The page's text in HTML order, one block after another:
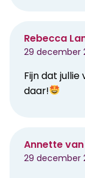
Rebecca
29 december
Fijn dat
daar!
Annette
29 december